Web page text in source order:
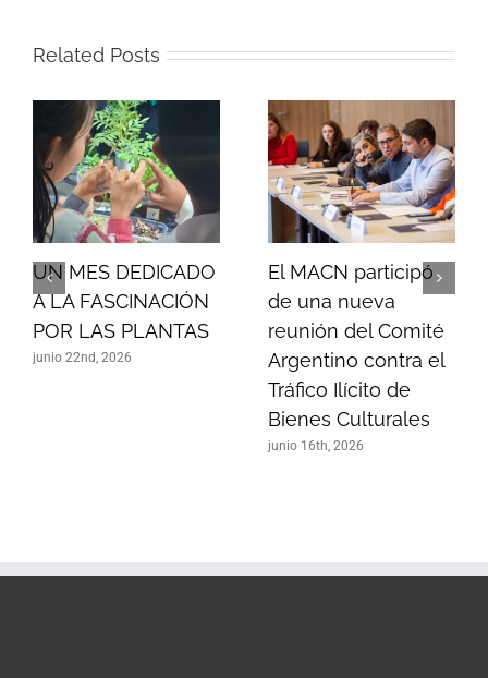
Related Posts
UN MES DEDICADO
A LA FASCINACIÓN
POR LAS PLANTAS
junio 22nd, 2026
El MACN participó
de una nueva
reunión del Comité
Argentino contra el
Tráfico Ilícito de
Bienes Culturales
junio 16th, 2026